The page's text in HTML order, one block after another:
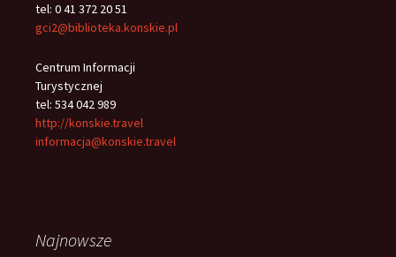
tel: 0 41 372 20 51
gci2@biblioteka.konskie.pl
Centrum Informacji
Turystycznej
tel: 534 042 989
http://konskie.travel
informacja@konskie.travel
Najnowsze